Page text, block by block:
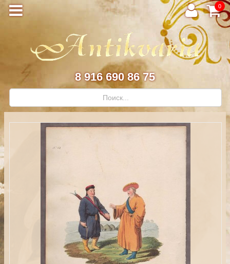
0
8 916 690 86 75